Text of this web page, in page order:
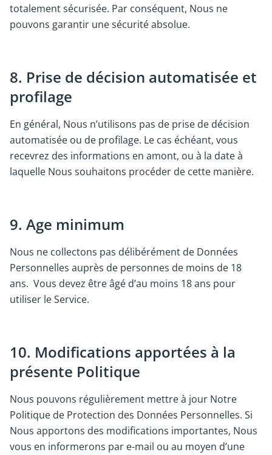
totalement sécurisée. Par conséquent, Nous ne
pouvons garantir une sécurité absolue.
8. Prise de décision automatisée et
profilage
En général, Nous n’utilisons pas de prise de décision
automatisée ou de profilage. Le cas échéant, vous
recevrez des informations en amont, ou à la date à
laquelle Nous souhaitons procéder de cette manière.
9. Age minimum
Nous ne collectons pas délibérément de Données
Personnelles auprès de personnes de moins de 18
ans. Vous devez être âgé d’au moins 18 ans pour
utiliser le Service.
10. Modifications apportées à la
présente Politique
Nous pouvons régulièrement mettre à jour Notre
Politique de Protection des Données Personnelles. Si
Nous apportons des modifications importantes, Nous
vous en informerons par e-mail ou au moyen d’une